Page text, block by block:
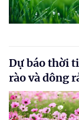
Dự báo thời
rào và dông